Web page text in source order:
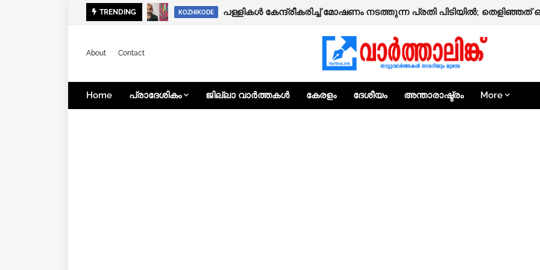
TRENDING KOZHIKODE പള്ളികൾ കേന്ദ്രീകരിച്ച് മോഷണം നടത്തുന്ന പ്രതി പിടിയിൽ; തെളിഞ്ഞത്
KOZHIKODE കനത്ത മഴ: നാദാപുരത്ത് നിർമ്മാണത്തിലിരിക്കുന്ന രണ്ടുനില വീട്
About Contact
Home പ്രാദേശികം ജില്ലാ വാർത്തകൾ കേരളം ദേശീയം അന്താരാഷ്ട്രം More